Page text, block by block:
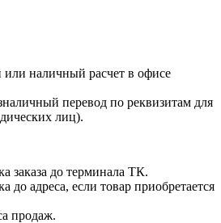
или наличный расчет в офисе
перевод по реквизитам для
лиц).
заказа до терминала ТК.
до адреса, если товар приобретается
продаж.